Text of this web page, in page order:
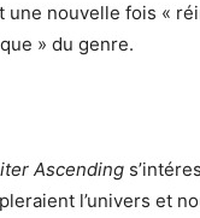
une nouvelle fois «
» du genre.
Ascending
l’univers et